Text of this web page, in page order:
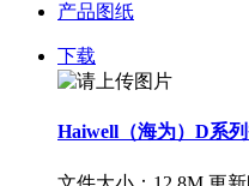
产品图纸
下载
Haiwell（海为）D系